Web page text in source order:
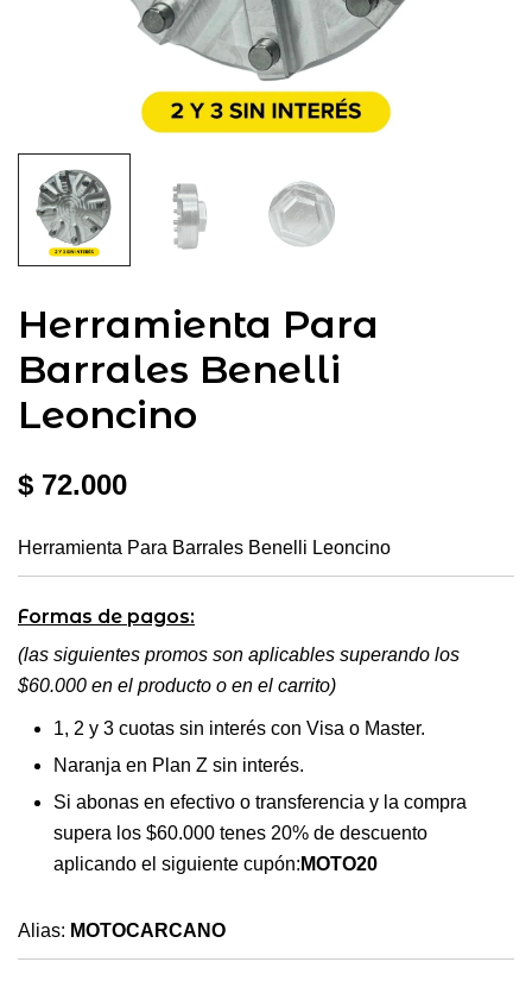
Herramienta Para
Barrales Benelli
Leoncino
$ 72.000
Herramienta Para Barrales Benelli Leoncino
Formas de pagos:
(las siguientes promos son aplicables superando los
$60.000 en el producto o en el carrito)
1, 2 y 3 cuotas sin interés con Visa o Master.
Naranja en Plan Z sin interés.
Si abonas en efectivo o transferencia y la compra
supera los $60.000 tenes 20% de descuento
aplicando el siguiente cupón: MOTO20
Alias: MOTOCARCANO